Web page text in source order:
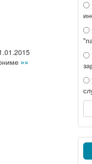
»»